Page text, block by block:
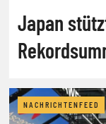
Japan
NACHRICHTENFEED